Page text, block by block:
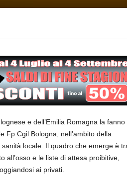
e dell’Emilia Romagna la fanno
Fp Cgil Bologna, nell’ambito della
locale. Il quadro che emerge è
e le liste di attesa proibitive,
ai privati.